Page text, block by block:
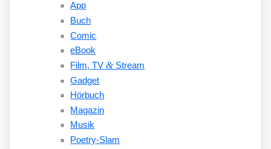
App
Buch
Comic
eBook
Film, TV&Stream
Gadget
Hörbuch
Magazin
Musik
Poetry-Slam